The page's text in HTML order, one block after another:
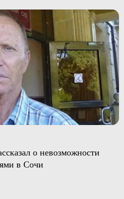
о невозможности
в Сочи